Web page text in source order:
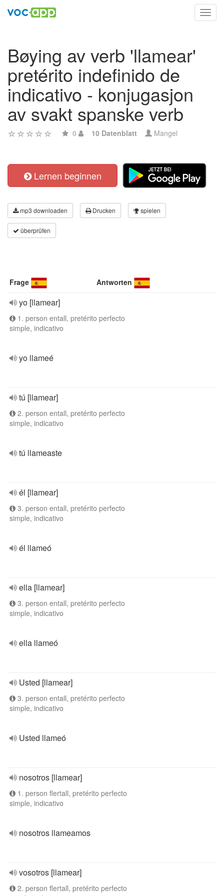
Bøying av verb 'llamear'
pretérito indefinido de
indicativo - konjugasjon
av svakt spanske verb
0 10 Datenblatt Mangel
Lernen beginnen
mp3 downloaden Drucken spielen
überprüfen
Frage Antworten
yo [llamear]
1. person entall, pretérito perfecto
simple, indicativo
yo llameé
tú [llamear]
2. person entall, pretérito perfecto
simple, indicativo
tú llameaste
él [llamear]
3. person entall, pretérito perfecto
simple, indicativo
él llameó
ella [llamear]
3. person entall, pretérito perfecto
simple, indicativo
ella llameó
Usted [llamear]
3. person entall, pretérito perfecto
simple, indicativo
Usted llameó
nosotros [llamear]
1. person flertall, pretérito perfecto
simple, indicativo
nosotros llameamos
vosotros [llamear]
2. person flertall, pretérito perfecto